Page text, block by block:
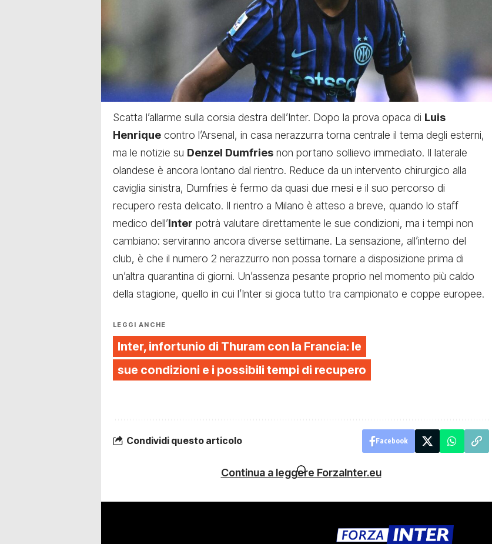
Scatta l’allarme sulla corsia destra dell’Inter. Dopo la prova opaca di Luis
Henrique contro l’Arsenal, in casa nerazzurra torna centrale il tema degli esterni,
ma le notizie su Denzel Dumfries non portano sollievo immediato. Il laterale
olandese è ancora lontano dal rientro. Reduce da un intervento chirurgico alla
caviglia sinistra, Dumfries è fermo da quasi due mesi e il suo percorso di
recupero resta delicato. Il rientro a Milano è atteso a breve, quando lo staff
medico dell’Inter potrà valutare direttamente le sue condizioni, ma i tempi non
cambiano: serviranno ancora diverse settimane. La sensazione, all’interno del
club, è che il numero 2 nerazzurro non possa tornare a disposizione prima di
un’altra quarantina di giorni. Un’assenza pesante proprio nel momento più caldo
della stagione, quello in cui l’Inter si gioca tutto tra campionato e coppe europee.
LEGGI ANCHE
Inter, infortunio di Thuram con la Francia: le
sue condizioni e i possibili tempi di recupero
Condividi questo articolo Facebook
Continua a leggere ForzaInter.eu